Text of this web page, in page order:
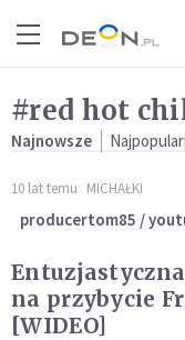
#red hot
Najnowsze
10 lat temu MICHAŁKI
producertom85 /
na przybycie
[WIDEO]